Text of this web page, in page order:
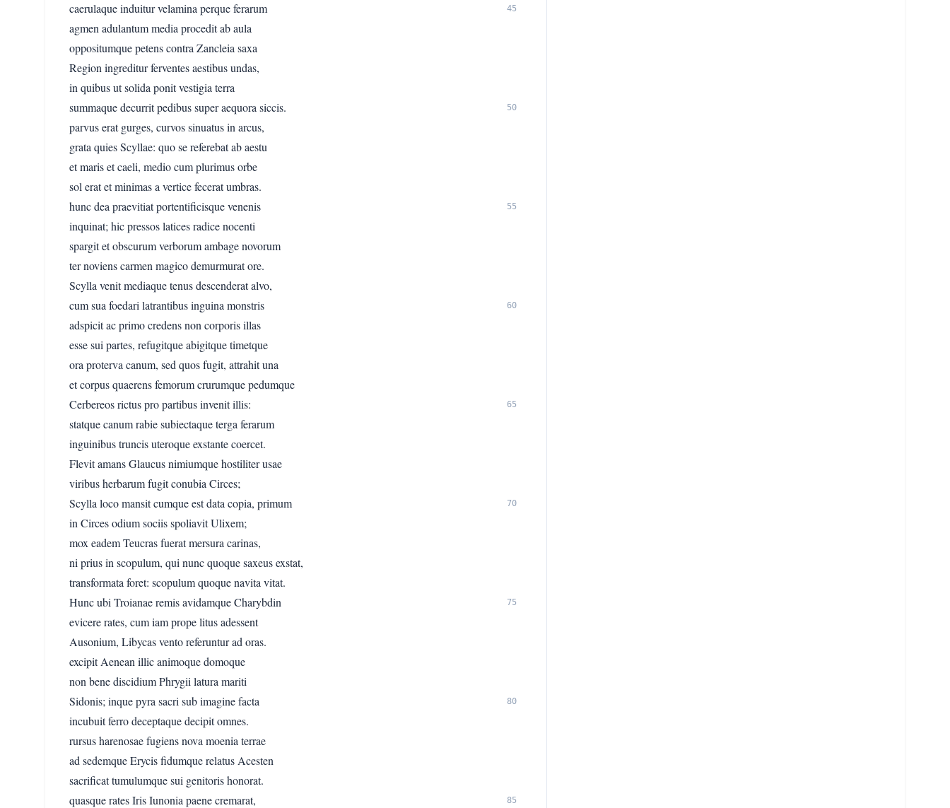
caerulaque induitur velamina perque ferarum
45
agmen adulantum media procedit ab aula
oppositumque petens contra Zancleia saxa
Region ingreditur ferventes aestibus undas,
in quibus ut solida ponit vestigia terra
summaque decurrit pedibus super aequora siccis.
50
parvus erat gurges, curvos sinuatus in arcus,
grata quies Scyllae: quo se referebat ab aestu
et maris et caeli, medio cum plurimus orbe
sol erat et minimas a vertice fecerat umbras.
hunc dea praevitiat portentificisque venenis
55
inquinat; hic pressos latices radice nocenti
spargit et obscurum verborum ambage novorum
ter noviens carmen magico demurmurat ore.
Scylla venit mediaque tenus descenderat alvo,
cum sua foedari latrantibus inguina monstris
60
adspicit ac primo credens non corporis illas
esse sui partes, refugitque abigitque timetque
ora proterva canum, sed quos fugit, attrahit una
et corpus quaerens femorum crurumque pedumque
Cerbereos rictus pro partibus invenit illis:
65
statque canum rabie subiectaque terga ferarum
inguinibus truncis uteroque exstante coercet.
Flevit amans Glaucus nimiumque hostiliter usae
viribus herbarum fugit conubia Circes;
Scylla loco mansit cumque est data copia, primum
70
in Circes odium sociis spoliavit Ulixem;
mox eadem Teucras fuerat mersura carinas,
ni prius in scopulum, qui nunc quoque saxeus exstat,
transformata foret: scopulum quoque navita vitat.
Hunc ubi Troianae remis avidamque Charybdin
75
evicere rates, cum iam prope litus adessent
Ausonium, Libycas vento referuntur ad oras.
excipit Aenean illic animoque domoque
non bene discidium Phrygii latura mariti
Sidonis; inque pyra sacri sub imagine facta
80
incubuit ferro deceptaque decipit omnes.
rursus harenosae fugiens nova moenia terrae
ad sedemque Erycis fidumque relatus Acesten
sacrificat tumulumque sui genitoris honorat.
quasque rates Iris Iunonia paene cremarat,
85